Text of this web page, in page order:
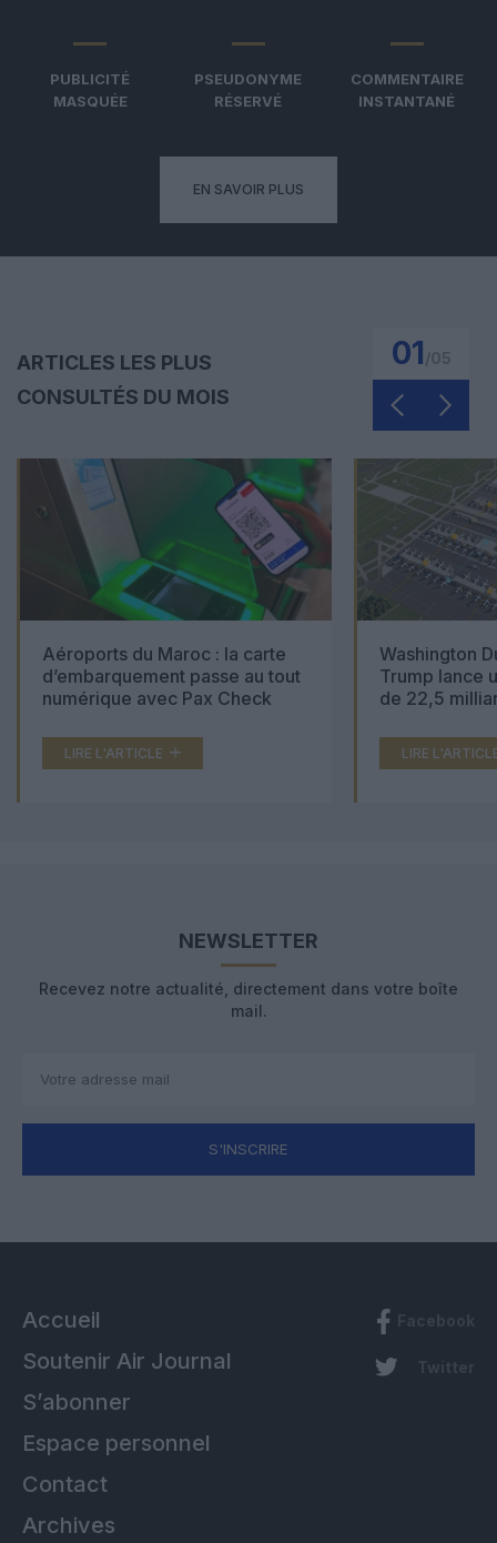
PUBLICITÉ
MASQUÉE
PSEUDONYME
RÉSERVÉ
COMMENTAIRE
INSTANTANÉ
EN SAVOIR PLUS
ARTICLES LES PLUS
CONSULTÉS DU MOIS
01
Aéroports du Maroc : la carte
d’embarquement passe au tout
numérique avec Pax Check
LIRE L'ARTICLE
Washington
Trump lance
de 22,5
LIRE
NEWSLETTER
Recevez notre actualité, directement dans votre boîte
mail.
S'INSCRIRE
Accueil
Soutenir Air Journal
S’abonner
Espace personnel
Contact
Archives